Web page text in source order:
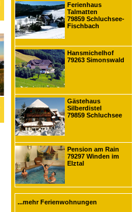
Ferienhaus
Talmatten
79859 Schluchsee-
Fischbach
Hansmichelhof
79263 Simonswald
Gästehaus
Silberdistel
79859 Schluchsee
Pension am Rain
79297 Winden im
Elztal
...mehr Ferienwohnungen